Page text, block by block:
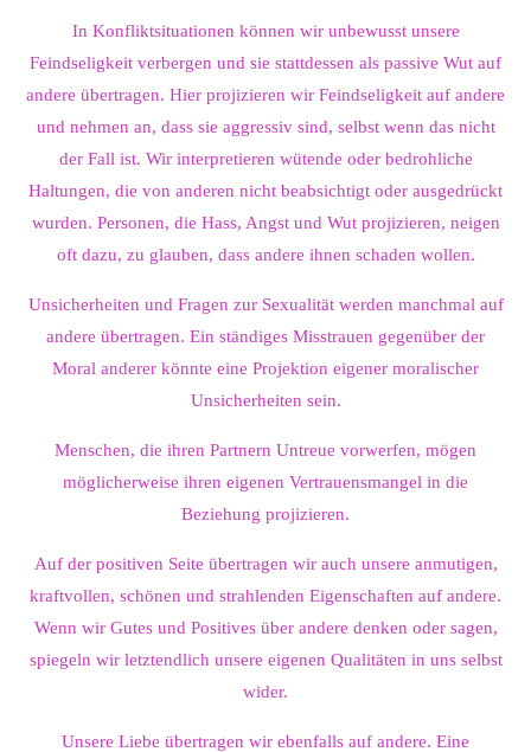
In Konfliktsituationen können wir unbewusst unsere
Feindseligkeit verbergen und sie stattdessen als passive Wut auf
andere übertragen. Hier projizieren wir Feindseligkeit auf andere
und nehmen an, dass sie aggressiv sind, selbst wenn das nicht
der Fall ist. Wir interpretieren wütende oder bedrohliche
Haltungen, die von anderen nicht beabsichtigt oder ausgedrückt
wurden. Personen, die Hass, Angst und Wut projizieren, neigen
oft dazu, zu glauben, dass andere ihnen schaden wollen.
Unsicherheiten und Fragen zur Sexualität werden manchmal auf
andere übertragen. Ein ständiges Misstrauen gegenüber der
Moral anderer könnte eine Projektion eigener moralischer
Unsicherheiten sein.
Menschen, die ihren Partnern Untreue vorwerfen, mögen
möglicherweise ihren eigenen Vertrauensmangel in die
Beziehung projizieren.
Auf der positiven Seite übertragen wir auch unsere anmutigen,
kraftvollen, schönen und strahlenden Eigenschaften auf andere.
Wenn wir Gutes und Positives über andere denken oder sagen,
spiegeln wir letztendlich unsere eigenen Qualitäten in uns selbst
wider.
Unsere Liebe übertragen wir ebenfalls auf andere. Eine